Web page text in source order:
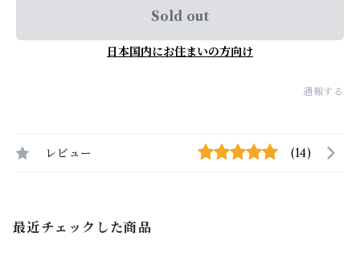
Sold out
日本国内にお住まいの方向け
通報する
レビュー (14)
最近チェックした商品